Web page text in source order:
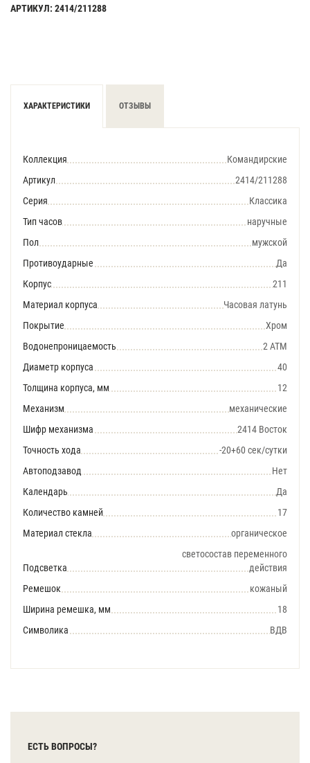
АРТИКУЛ: 2414/211288
ХАРАКТЕРИСТИКИ ОТЗЫВЫ
Коллекция
Командирские
Артикул
2414/211288
Серия
Классика
Тип часов
наручные
Пол
мужской
Противоударные
Да
Корпус
211
Материал корпуса
Часовая латунь
Покрытие
Хром
Водонепроницаемость
2 АТМ
Диаметр корпуса
40
Толщина корпуса, мм
12
Механизм
механические
Шифр механизма
2414 Восток
Точность хода
-20+60 сек/сутки
Автоподзавод
Нет
Календарь
Да
Количество камней
17
Материал стекла
органическое
Подсветка
светосостав переменного
действия
Ремешок
кожаный
Ширина ремешка, мм
18
Символика
ВДВ
ЕСТЬ ВОПРОСЫ?